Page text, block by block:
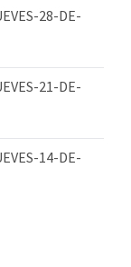
28-DE-
21-DE-
14-DE-